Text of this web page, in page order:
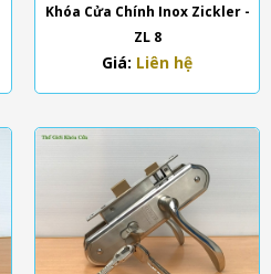
Khóa Cửa Chính Inox Zickler -
ZL 8
Giá: Liên hệ